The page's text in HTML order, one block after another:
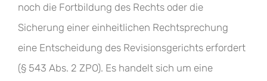
noch die Fortbildung des Rechts oder die
Sicherung einer einheitlichen Rechtsprechung
eine Entscheidung des Revisionsgerichts erfordert
(§ 543 Abs. 2 ZPO). Es handelt sich um eine